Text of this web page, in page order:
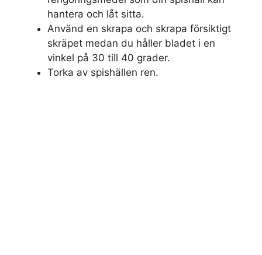
hantera och låt sitta.
Använd en skrapa och skrapa försiktigt
skräpet medan du håller bladet i en
vinkel på 30 till 40 grader.
Torka av spishällen ren.